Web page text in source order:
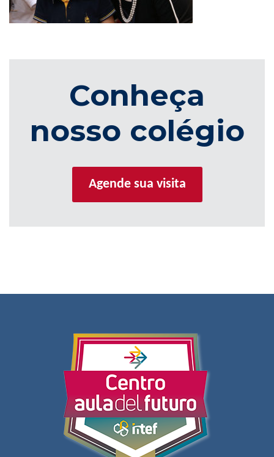
Conheça
nosso colégio
Agende sua visita